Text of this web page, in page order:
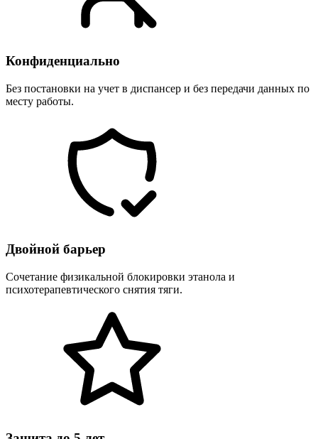
Конфиденциально
Без постановки на учет в диспансер и без передачи данных по
месту работы.
Двойной барьер
Сочетание физикальной блокировки этанола и
психотерапевтического снятия тяги.